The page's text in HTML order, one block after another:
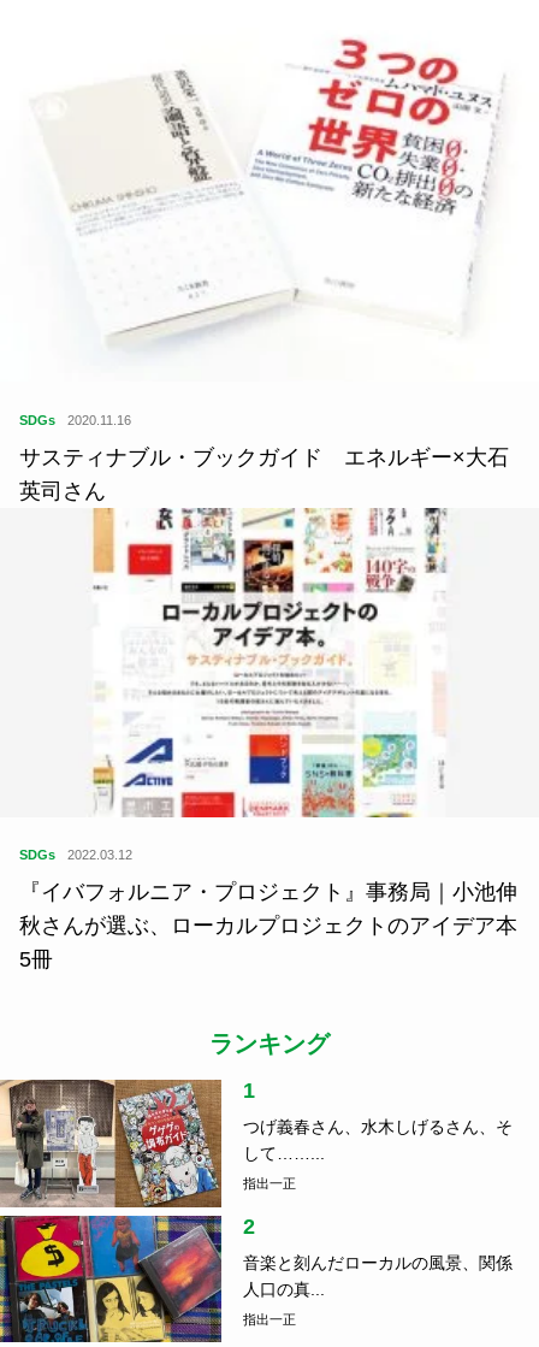
SDGs 2020.11.16
サスティナブル・ブックガイド エネルギー×大石
英司さん
SDGs 2022.03.12
『イバフォルニア・プロジェクト』事務局｜小池伸
秋さんが選ぶ、ローカルプロジェクトのアイデア本
5冊
ランキング
1
つげ義春さん、水木しげるさん、そ
して……...
指出一正
2
音楽と刻んだローカルの風景、関係
人口の真...
指出一正